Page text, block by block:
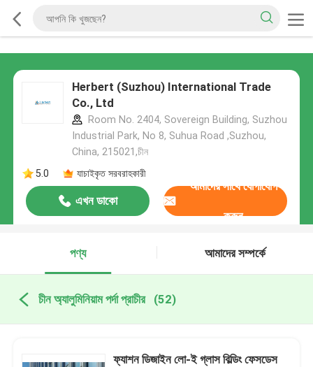
Herbert (Suzhou) International Trade
Co., Ltd
Room No. 2404, Sovereign Building, Suzhou
Industrial Park, No 8, Suhua Road ,Suzhou,
China, 215021,চীন
5.0
যাচাইকৃত সরবরাহকারী
এখন ডাকো
আমাদের সাথে যোগাযোগ
করুন
পণ্য আমাদের সম্পর্কে
চীন অ্যালুমিনিয়াম পর্দা প্রাচীর (52)
ফ্যাশন ডিজাইন লো-ই গ্লাস বিল্ডিং ফেসডেস